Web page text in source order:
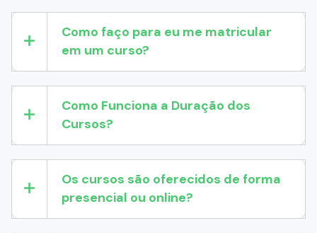
Como faço para eu me matricular
em um curso?
Como Funciona a Duração dos
Cursos?
Os cursos são oferecidos de forma
presencial ou online?